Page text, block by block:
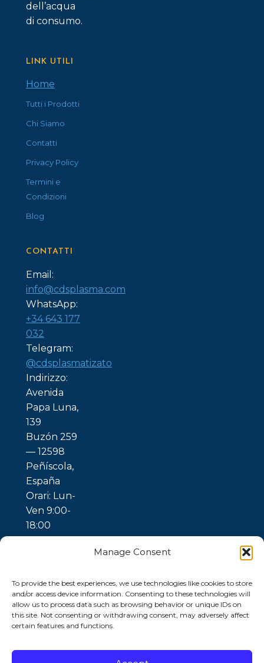
Manage Consent
To provide the best experiences, we use technologies like cookies to store
and/or access device information. Consenting to these technologies will
allow us to process data such as browsing behavior or unique IDs on
this site. Not consenting or withdrawing consent, may adversely affect
certain features and functions.
dell’acqua
di consumo.
LINK UTILI
Home
Tutti i Prodotti
Chi Siamo
Contatti
Privacy Policy
Termini e
Condizioni
Blog
CONTATTI
Email:
info@cdsplasma.com
WhatsApp:
+34 643 177
032
Telegram:
@cdsplasmatizato
Indirizzo:
Avenida
Papa Luna,
139
Buzón 259
— 12598
Peñíscola,
España
Orari: Lun-
Ven 9:00-
18:00
© 2026 Ubuntu
Trattamento